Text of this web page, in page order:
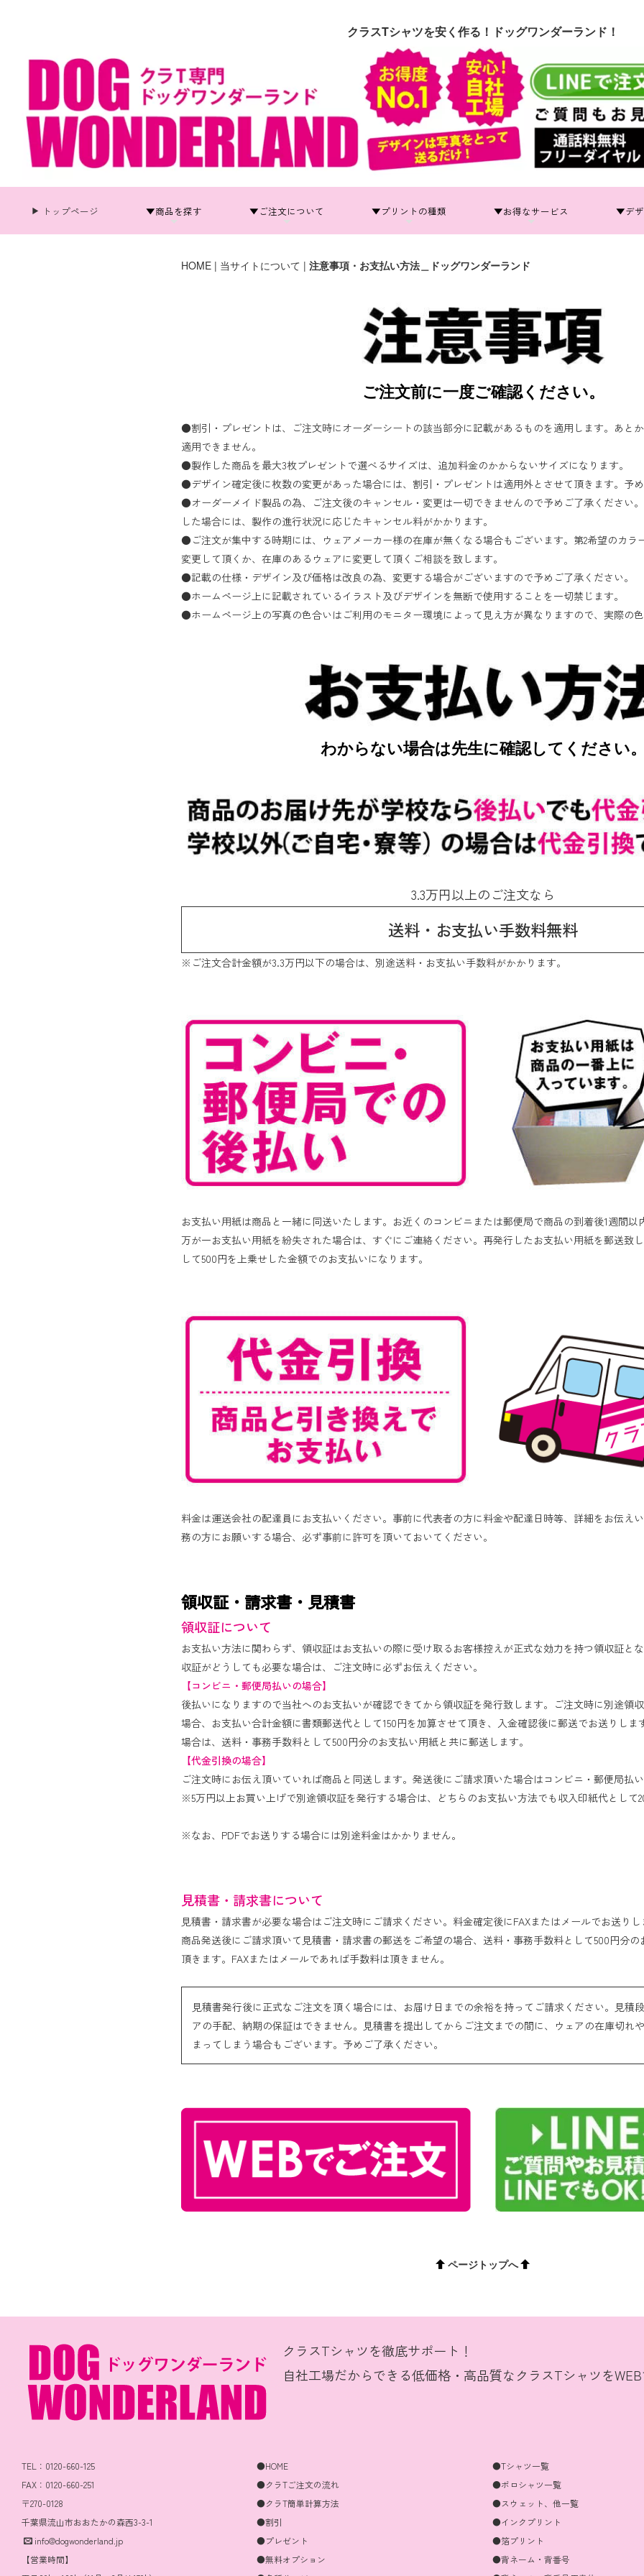
クラスTシャツを安く作る！ドッグワンダーランド！
トップページ ▼商品を探す ▼ご注文について ▼プリントの種類 ▼お得なサービス ▼デ
HOME | 当サイトについて | 注意事項・お支払い方法＿ドッグワンダーランド
ご注文前に一度ご確認ください。
●割引・プレゼントは、ご注文時にオーダーシートの該当部分に記載があるものを適用します。あと
適用できません。
●製作した商品を最大3枚プレゼントで選べるサイズは、追加料金のかからないサイズになります。
●デザイン確定後に枚数の変更があった場合には、割引・プレゼントは適用外とさせて頂きます。予
●オーダーメイド製品の為、ご注文後のキャンセル・変更は一切できませんので予めご了承ください
した場合には、製作の進行状況に応じたキャンセル料がかかります。
●ご注文が集中する時期には、ウェアメーカー様の在庫が無くなる場合もございます。第2希望のカラ
変更して頂くか、在庫のあるウェアに変更して頂くご相談を致します。
●記載の仕様・デザイン及び価格は改良の為、変更する場合がございますので予めご了承ください。
●ホームページ上に記載されているイラスト及びデザインを無断で使用することを一切禁じます。
●ホームページ上の写真の色合いはご利用のモニター環境によって見え方が異なりますので、実際の
わからない場合は先生に確認してください
3.3万円以上のご注文なら
送料・お支払い手数料無料
※ご注文合計金額が3.3万円以下の場合は、別途送料・お支払い手数料がかかります。
お支払い用紙は商品と一緒に同送いたします。お近くのコンビニまたは郵便局で商品の到着後1週間以
万が一お支払い用紙を紛失された場合は、すぐにご連絡ください。再発行したお支払い用紙を郵送致
して500円を上乗せした金額でのお支払いになります。
料金は運送会社の配達員にお支払いください。事前に代表者の方に料金や配達日時等、詳細をお伝え
務の方にお願いする場合、必ず事前に許可を頂いておいてください。
領収証・請求書・見積書
領収証について
お支払い方法に関わらず、領収証はお支払いの際に受け取るお客様控えが正式な効力を持つ領収証と
収証がどうしても必要な場合は、ご注文時に必ずお伝えください。
【コンビニ・郵便局払いの場合】
後払いになりますので当社へのお支払いが確認できてから領収証を発行致します。ご注文時に別途領
場合、お支払い合計金額に書類郵送代として150円を加算させて頂き、入金確認後に郵送でお送りし
場合は、送料・事務手数料として500円分のお支払い用紙と共に郵送します。
【代金引換の場合】
ご注文時にお伝え頂いていれば商品と同送します。発送後にご請求頂いた場合はコンビニ・郵便局払
※5万円以上お買い上げで別途領収証を発行する場合は、どちらのお支払い方法でも収入印紙代として
※なお、PDFでお送りする場合には別途料金はかかりません。
見積書・請求書について
見積書・請求書が必要な場合はご注文時にご請求ください。料金確定後にFAXまたはメールでお送り
商品発送後にご請求頂いて見積書・請求書の郵送をご希望の場合、送料・事務手数料として500円分
頂きます。FAXまたはメールであれば手数料は頂きません。
見積書発行後に正式なご注文を頂く場合には、お届け日までの余裕を持ってご請求ください。見積
アの手配、納期の保証はできません。見積書を提出してからご注文までの間に、ウェアの在庫切れ
まってしまう場合もございます。予めご了承ください。
ページトップへ
クラスTシャツを徹底サポート！
自社工場だからできる低価格・高品質なクラスTシャツを
TEL：0120-660-125
FAX：0120-660-251
〒270-0128
千葉県流山市おおたかの森西3-3-1
info@dogwonderland.jp
【営業時間】
●HOME
●クラTご注文の流れ
●クラT簡単計算方法
●割引
●プレゼント
●無料オプション
●Tシャツ一覧
●ポロシャツ一覧
●スウェット、他一覧
●インクプリント
●箔プリント
●背ネーム・背番号